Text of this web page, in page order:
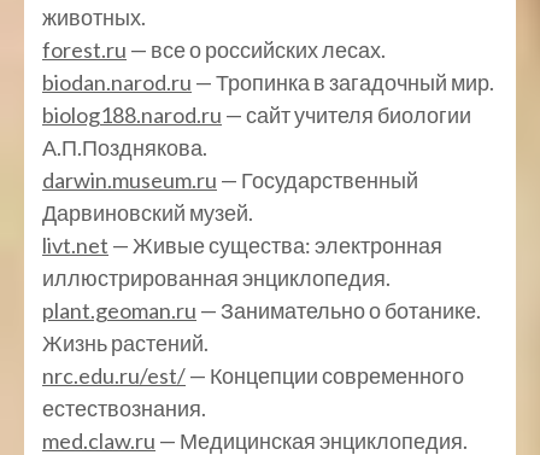
животных.
forest.ru — все о российских лесах.
biodan.narod.ru — Тропинка в загадочный мир.
biolog188.narod.ru — сайт учителя биологии
А.П.Позднякова.
darwin.museum.ru — Государственный
Дарвиновский музей.
livt.net — Живые существа: электронная
иллюстрированная энциклопедия.
plant.geoman.ru — Занимательно о ботанике.
Жизнь растений.
nrc.edu.ru/est/— Концепции современного
естествознания.
med.claw.ru — Медицинская энциклопедия.